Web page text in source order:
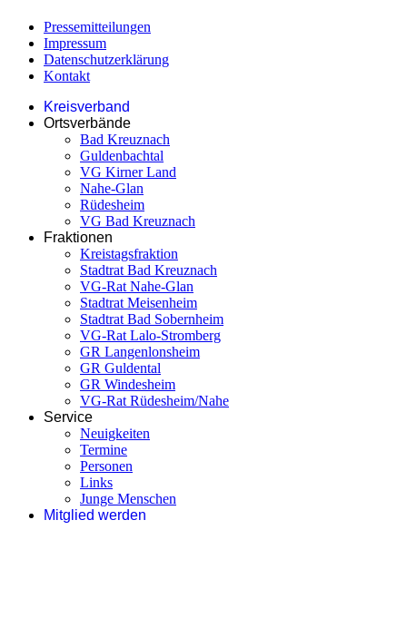
Pressemitteilungen
Impressum
Datenschutzerklärung
Kontakt
Kreisverband
Ortsverbände
Bad Kreuznach
Guldenbachtal
VG Kirner Land
Nahe-Glan
Rüdesheim
VG Bad Kreuznach
Fraktionen
Kreistagsfraktion
Stadtrat Bad Kreuznach
VG-Rat Nahe-Glan
Stadtrat Meisenheim
Stadtrat Bad Sobernheim
VG-Rat Lalo-Stromberg
GR Langenlonsheim
GR Guldental
GR Windesheim
VG-Rat Rüdesheim/Nahe
Service
Neuigkeiten
Termine
Personen
Links
Junge Menschen
Mitglied werden